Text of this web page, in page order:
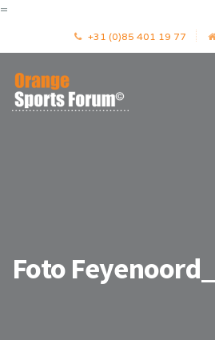
=
+31 (0)85 401 19 77
Foto